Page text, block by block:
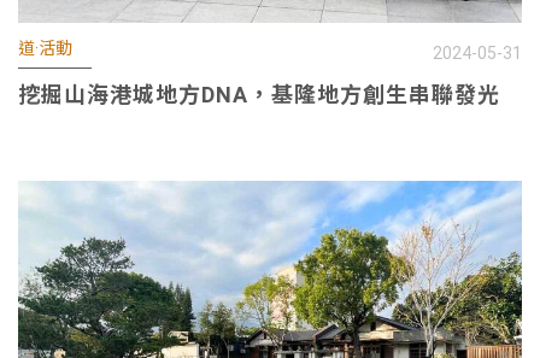
道·活動 2024-05-31
挖掘山海港城地方DNA，基隆地方創生串聯發光